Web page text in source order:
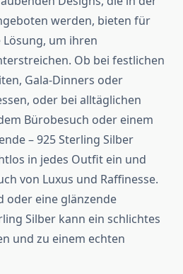
werden, bieten für
um ihren
Ob bei festlichen
Gala-Dinners oder
oder bei alltäglichen
Bürobesuch oder einem
– 925 Sterling Silber
in jedes Outfit ein und
von Luxus und Raffinesse.
oder eine glänzende
Silber kann ein schlichtes
und zu einem echten